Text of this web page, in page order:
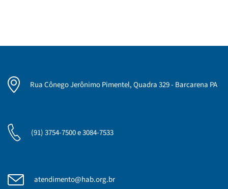
Rua Cônego Jerônimo Pimentel, Quadra 329 - Barcarena PA
(91) 3754-7500 e 3084-7533
atendimento@hab.org.br